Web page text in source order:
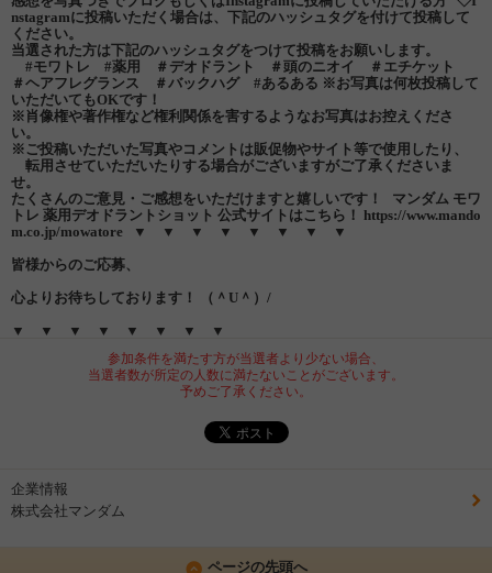
nstagramに投稿いただく場合は、下記のハッシュタグを付けて投稿して
ください。
当選された方は下記のハッシュタグをつけて投稿をお願いします。
#モワトレ #薬用 ＃デオドラント ＃頭のニオイ ＃エチケット
＃ヘアフレグランス ＃バックハグ #あるある ※お写真は何枚投稿して
いただいてもOKです！
※肖像権や著作権など権利関係を害するようなお写真はお控えくださ
い。
※ご投稿いただいた写真やコメントは販促物やサイト等で使用したり、
転用させていただいたりする場合がございますがご了承くださいま
せ。
たくさんのご意見・ご感想をいただけますと嬉しいです！
マンダム モワ
トレ 薬用デオドラントショット 公式サイトはこちら！ https://www.mando
m.co.jp/mowatore
▼ ▼ ▼ ▼ ▼ ▼ ▼ ▼
皆様からのご応募、
心よりお待ちしております！ （＾U＾）/
▼ ▼ ▼ ▼ ▼ ▼ ▼ ▼
参加条件を満たす方が当選者より少ない場合、
当選者数が所定の人数に満たないことがございます。
予めご了承ください。
企業情報
株式会社マンダム
ページの先頭へ